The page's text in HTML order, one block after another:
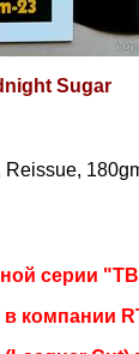
Sugar
Reissue,
серии
компании